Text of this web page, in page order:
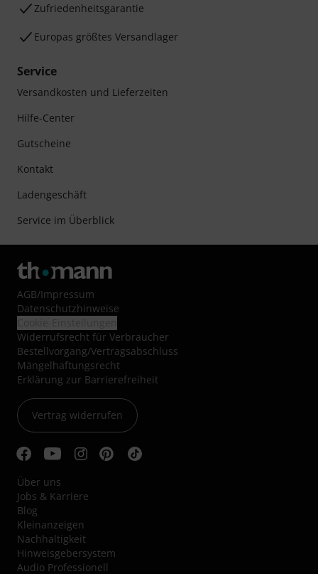
Zufriedenheitsgarantie
Europas größtes Versandlager
Service
Versandkosten und Lieferzeiten
Hilfe-Center
Gutscheine
Kontakt
Ladengeschäft
Service im Überblick
AGB/Impressum
Datenschutzhinweise
Widerrufsrecht für Verbraucher
Bestellvorgang/Vertragsabschluss
Mängelhaftungsrecht
Erklärung zur Barrierefreiheit
Vertrag widerrufen
Über uns
Jobs & Karriere
Blog
Kleinanzeigen
Nachhaltigkeit
Hinweisgebersystem
Audio Professionell